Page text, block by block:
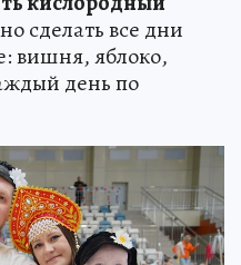
сделать все дни
вишня, яблоко,
день по